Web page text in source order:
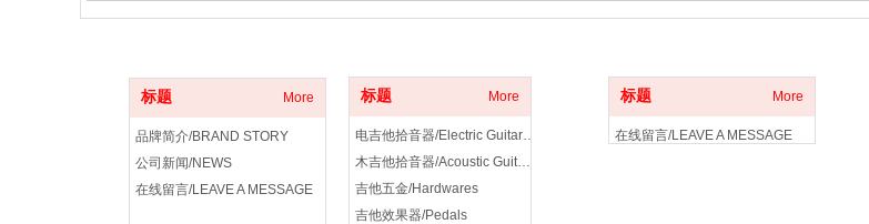
标题 More
品牌简介/BRAND STORY
公司新闻/NEWS
在线留言/LEAVE A MESSAGE
标题 More
电吉他拾音器/Electric Guitar Pickup
木吉他拾音器/Acoustic Guitar Pickup
吉他五金/Hardwares
吉他效果器/Pedals
标题 More
在线留言/LEAVE A MESSAGE